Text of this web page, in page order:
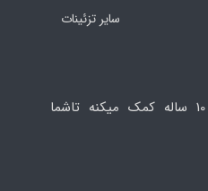
سایر تزئینات
مجموعه مهدی اسپرت باسابقه 10 ساله کمک میکنه تاشما